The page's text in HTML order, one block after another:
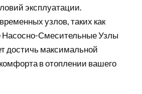
эксплуатации.
узлов, таких как
Смесительные Узлы
достичь максимальной
в отоплении вашего